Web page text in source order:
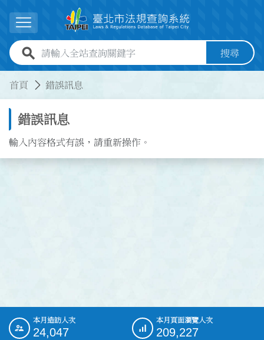
展開選單
全站查詢關鍵字欄位 搜尋
首頁 錯誤訊息
錯誤訊息
輸入內容格式有誤，請重新操作。
::: 本月造訪人次
24,047
本月頁面瀏覽人次
209,227